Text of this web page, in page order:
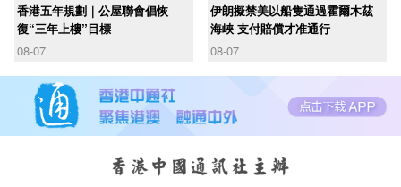
香港五年規劃｜公屋聯會倡恢
復“三年上樓”目標
08-07
伊朗擬禁美以船隻通過霍爾木茲
海峽 支付賠償才准通行
08-07